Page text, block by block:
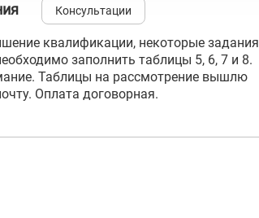
Консультации
квалификации, некоторые задания
заполнить таблицы 5, 6, 7 и 8.
Таблицы на рассмотрение вышлю
Оплата договорная.